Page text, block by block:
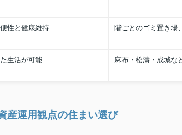
性と健康維持 階ごとのゴミ置き場
生活が可能 麻布・松濤・成城な
産運用観点の住まい選び